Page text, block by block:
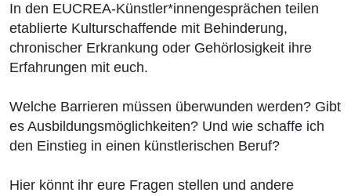
In den EUCREA-Künstler*innengesprächen teilen
etablierte Kulturschaffende mit Behinderung,
chronischer Erkrankung oder Gehörlosigkeit ihre
Erfahrungen mit euch.
Welche Barrieren müssen überwunden werden? Gibt
es Ausbildungsmöglichkeiten? Und wie schaffe ich
den Einstieg in einen künstlerischen Beruf?
Hier könnt ihr eure Fragen stellen und andere